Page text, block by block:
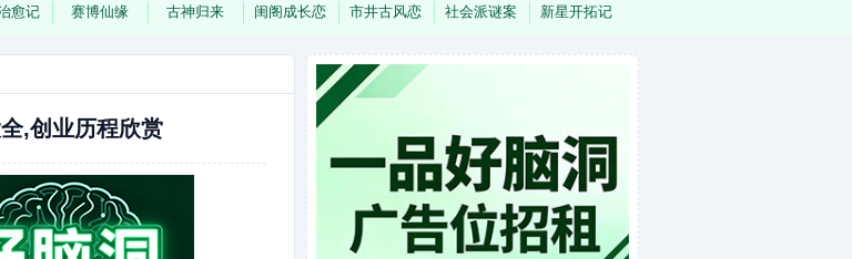
愈记 赛博仙缘 古神归来 闺阁成长恋 市井古风恋 社会派谜案 新星开拓记
,创业历程欣赏